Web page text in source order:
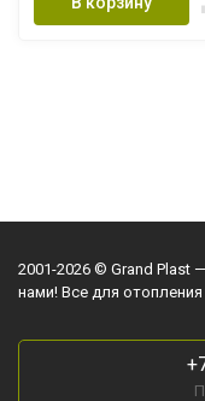
2001-2026 © Grand Plast
нами! Все для